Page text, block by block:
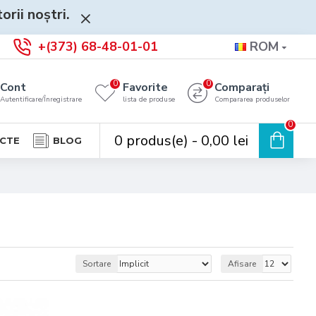
noștri.
+(373) 68-48-01-01 ROM
Cont
Autentificare/Înregistrare
Favorite
lista de produse
0 Comparați
Compararea produselor
0
BLOG 0 produs(e) - 0,00 lei
0
Sortare Afisare